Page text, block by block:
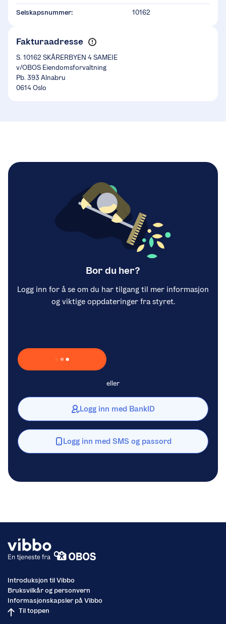
Selskapsnummer: 10162
Fakturaadresse
S. 10162 SKÅRERBYEN 4 SAMEIE
v/OBOS Eiendomsforvaltning
Pb. 393 Alnabru
0614 Oslo
Bor du her?
Logg inn for å se om du har tilgang til mer informasjon
og viktige oppdateringer fra styret.
Laster inn Vipps …
eller
Logg inn med BankID
Logg inn med SMS og passord
Introduksjon til Vibbo
Bruksvilkår og personvern
Informasjonskapsler på Vibbo
Til toppen